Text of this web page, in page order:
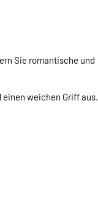
Sie romantische und
weichen Griff aus.